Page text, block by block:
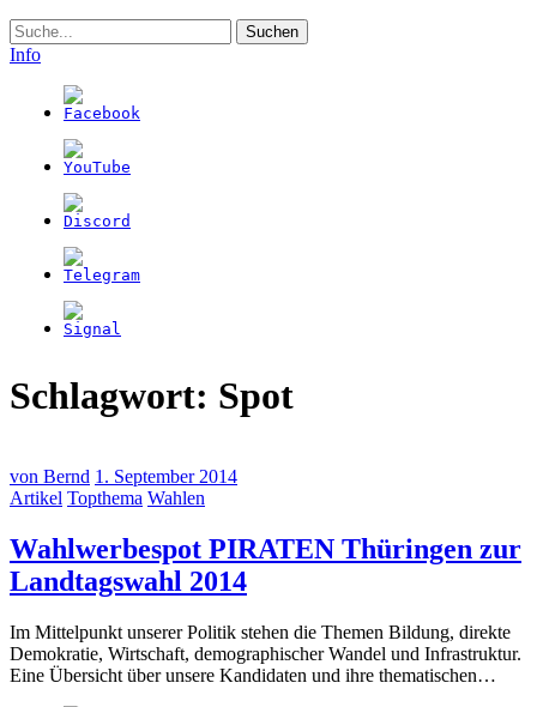
Suche
Info
Schlagwort: Spot
von Bernd 1. September 2014
Artikel Topthema Wahlen
Wahlwerbespot PIRATEN Thüringen zur
Landtagswahl 2014(1.
2014)
Im Mittelpunkt unserer Politik stehen die Themen Bildung, direkte
Demokratie, Wirtschaft, demographischer Wandel und Infrastruktur.
Eine Übersicht über unsere Kandidaten und ihre thematischen…